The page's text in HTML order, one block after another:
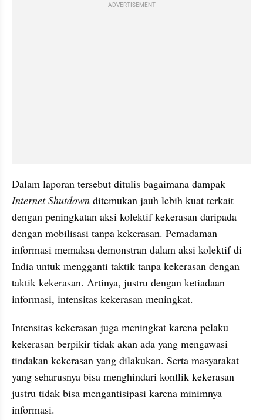
ADVERTISEMENT
Internet Shutdown ditemukan jauh lebih kuat terkait
dengan peningkatan aksi kolektif kekerasan daripada
dengan mobilisasi tanpa kekerasan. Pemadaman
informasi memaksa demonstran dalam aksi kolektif di
India untuk mengganti taktik tanpa kekerasan dengan
taktik kekerasan. Artinya, justru dengan ketiadaan
informasi, intensitas kekerasan meningkat.
Intensitas kekerasan juga meningkat karena pelaku
kekerasan berpikir tidak akan ada yang mengawasi
tindakan kekerasan yang dilakukan. Serta masyarakat
yang seharusnya bisa menghindari konflik kekerasan
justru tidak bisa mengantisipasi karena minimnya
informasi.